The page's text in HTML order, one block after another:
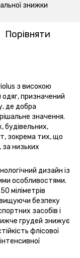
знижки
Порівняти
з високою
призначений
де добра
значення.
будівельних,
зокрема тих, що
за низьких
дизайн із
особливостями.
міліметрів
безпеку
засобів і
грудей знижує
флісової